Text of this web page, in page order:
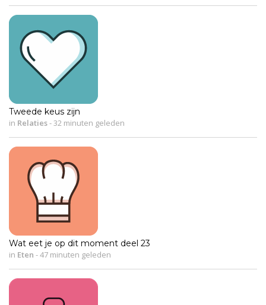
Tweede keus zijn
in Relaties- 32 minuten geleden
Wat eet je op dit moment deel 23
in Eten -47 minuten geleden